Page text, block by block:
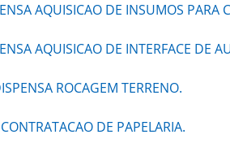
AQUISICAO DE INSUMOS PARA
AQUISICAO DE INTERFACE DE
ROCAGEM TERRENO.
DE PAPELARIA.